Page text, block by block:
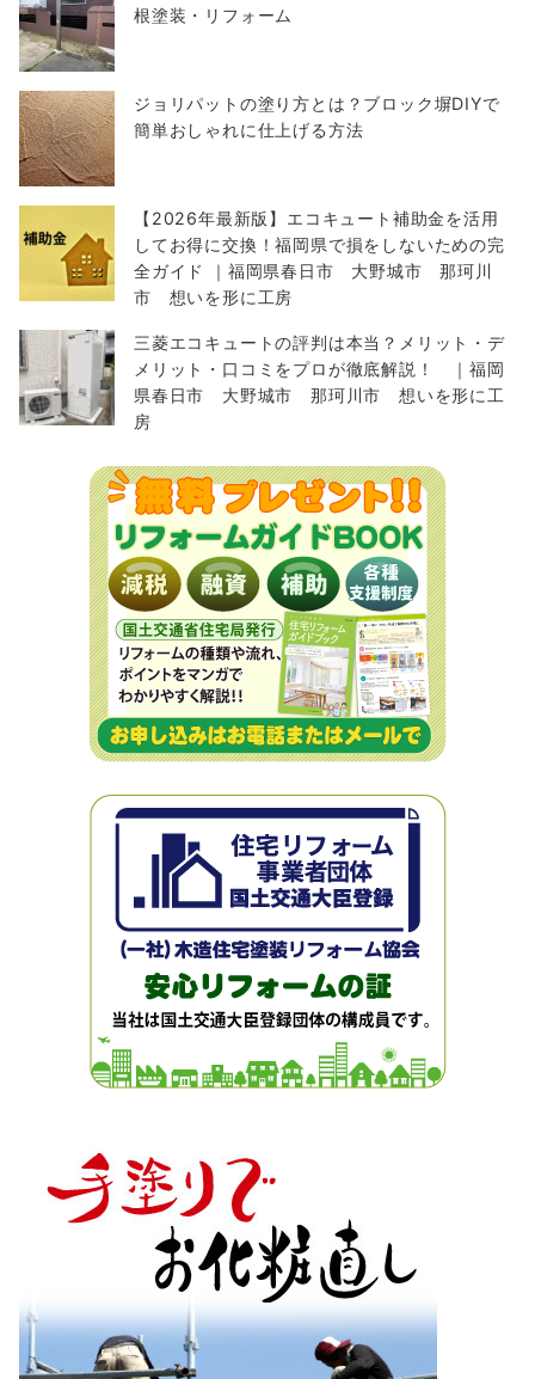
根塗装・リフォーム
ジョリパットの塗り方とは？ブロック塀DIYで
簡単おしゃれに仕上げる方法
【2026年最新版】エコキュート補助金を活用
してお得に交換！福岡県で損をしないための完
全ガイド ｜福岡県春日市 大野城市 那珂川
市 想いを形に工房
三菱エコキュートの評判は本当？メリット・デ
メリット・口コミをプロが徹底解説！ ｜福岡
県春日市 大野城市 那珂川市 想いを形に工
房